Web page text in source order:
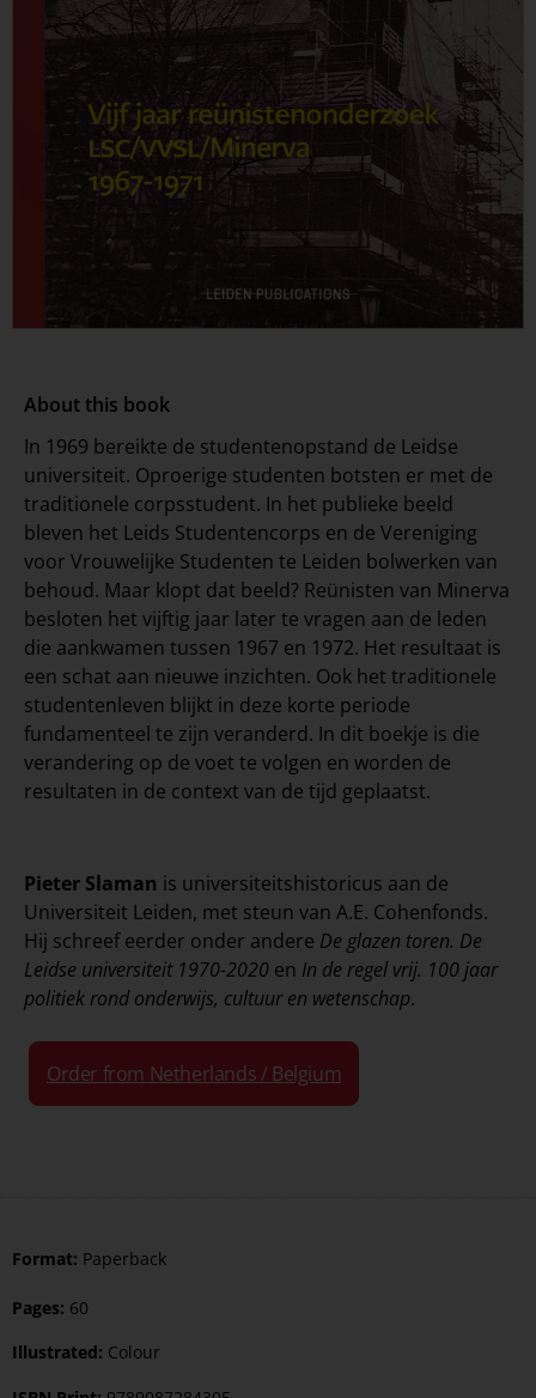
About this book
In 1969 bereikte de studentenopstand de Leidse
universiteit. Oproerige studenten botsten er met de
traditionele corpsstudent. In het publieke beeld
bleven het Leids Studentencorps en de Vereniging
voor Vrouwelijke Studenten te Leiden bolwerken van
behoud. Maar klopt dat beeld? Reünisten van Minerva
besloten het vijftig jaar later te vragen aan de leden
die aankwamen tussen 1967 en 1972. Het resultaat is
een schat aan nieuwe inzichten. Ook het traditionele
studentenleven blijkt in deze korte periode
fundamenteel te zijn veranderd. In dit boekje is die
verandering op de voet te volgen en worden de
resultaten in de context van de tijd geplaatst.
Pieter Slaman is universiteitshistoricus aan de
Universiteit Leiden, met steun van A.E. Cohenfonds.
Hij schreef eerder onder andere De glazen toren. De
Leidse universiteit 1970-2020 en In de regel vrij. 100 jaar
politiek rond onderwijs, cultuur en wetenschap.
Order from Netherlands / Belgium
Format: Paperback
Pages: 60
Illustrated: Colour